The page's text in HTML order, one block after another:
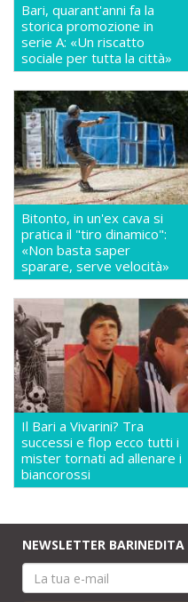
Bari, quarant'anni fa la
storica promozione in
serie A: «Un riscatto
sociale per tutta la città»
Bitonto, in un'ex cava si
pratica il "tiro dinamico":
«Non basta saper
sparare, serve velocità»
Il Bari a Vivarini? Tra
successi e flop ecco tutti i
mister tornati ad allenare i
biancorossi
NEWSLETTER BARINEDITA